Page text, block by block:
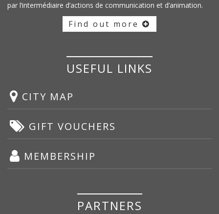
par l’intermédiaire d’actions de communication et d’animation.
Find out more
USEFUL LINKS
CITY MAP
GIFT VOUCHERS
MEMBERSHIP
PARTNERS